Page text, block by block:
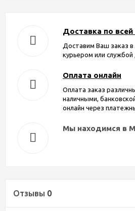
Доставка по всей
Доставим Ваш заказ
курьером или службой
Оплата онлайн
Оплата заказ
наличными,
онлайн через
Мы находимся в
Отзывы 0